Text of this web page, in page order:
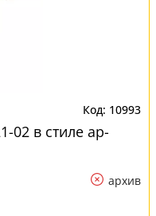
10993
02 в стиле ар-
архив